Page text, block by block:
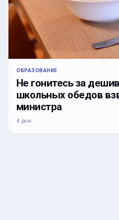
ОБРАЗОВАНИЕ
Не гонитесь за
школьных обедов
министра
4 дня